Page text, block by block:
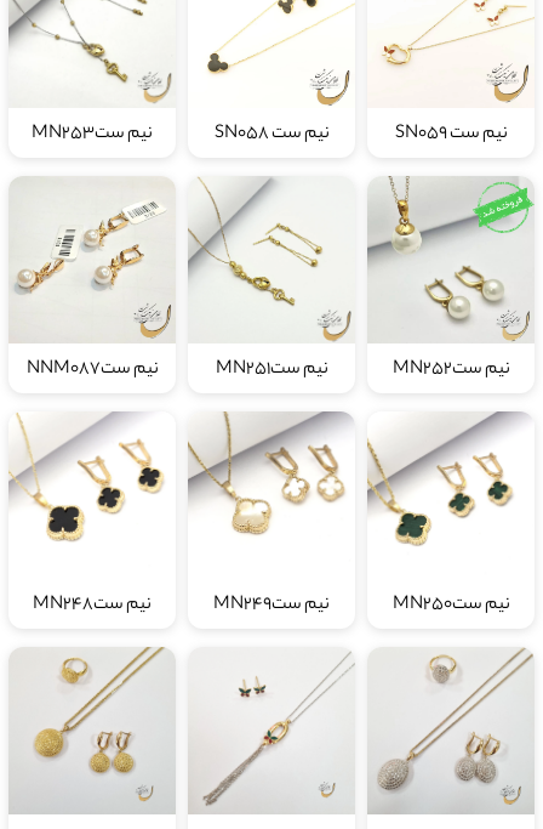
نیم ست SN059 نیم ست SN058 نیم ستMN253
نیم ستMN252 نیم ستMN251 نیم ستNNM087
نیم ست PN288 نیم ست PN287 نیم ست PN286